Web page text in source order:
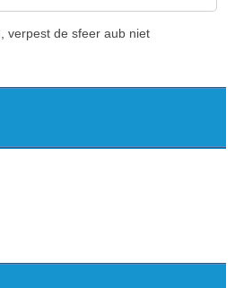
verpest de sfeer aub niet